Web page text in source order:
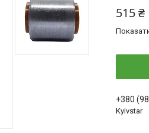
515 ₴
+380
Kyivstar